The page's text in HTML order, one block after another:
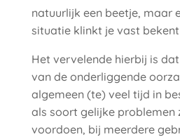
natuurlijk een beetje, maar
situatie klinkt je vast bekent
Het vervelende hierbij is
van de onderliggende
algemeen (te) veel tijd in
als soort gelijke problemen
voordoen, bij meerdere